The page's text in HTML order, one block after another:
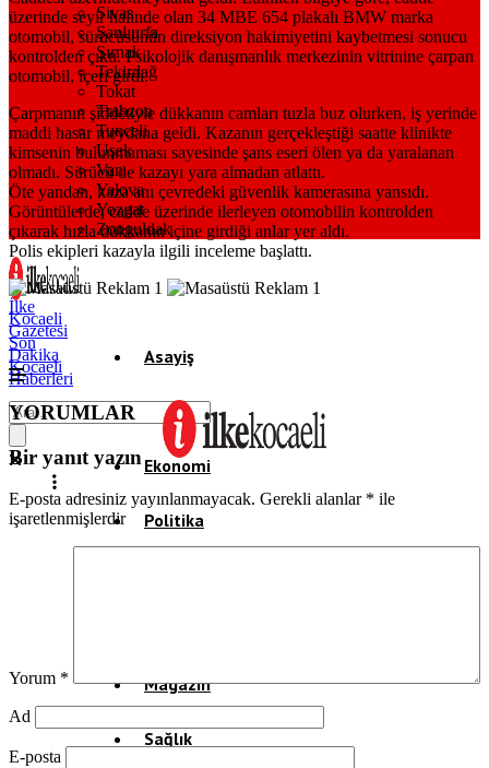
Sivas
Şanlıurfa
Şırnak
Tekirdağ
Tokat
Trabzon
Tunceli
Uşak
Van
Yalova
Yozgat
Zonguldak
İlke
Kocaeli
Gazetesi
Son
Dakika
Kocaeli
Haberleri
Asayiş
Gündem
Ekonomi
Politika
Magazin
Sağlık
üzerinde seyir halinde olan 34 MBE 654 plakalı BMW marka
otomobil, sürücüsünün direksiyon hakimiyetini kaybetmesi sonucu
kontrolden çıktı. Psikolojik danışmanlık merkezinin vitrinine çarpan
otomobil, içeri girdi.
Çarpmanın şiddetiyle dükkanın camları tuzla buz olurken, iş yerinde
maddi hasar meydana geldi. Kazanın gerçekleştiği saatte klinikte
kimsenin bulunmaması sayesinde şans eseri ölen ya da yaralanan
olmadı. Sürücü de kazayı yara almadan atlattı.
Öte yandan, kaza anı çevredeki güvenlik kamerasına yansıdı.
Görüntülerde, cadde üzerinde ilerleyen otomobilin kontrolden
çıkarak hızla dükkanın içine girdiği anlar yer aldı.
Polis ekipleri kazayla ilgili inceleme başlattı.
YORUMLAR
Bir yanıt yazın
E-posta adresiniz yayınlanmayacak. Gerekli alanlar * ile
işaretlenmişlerdir
Yorum *
Ad
E-posta